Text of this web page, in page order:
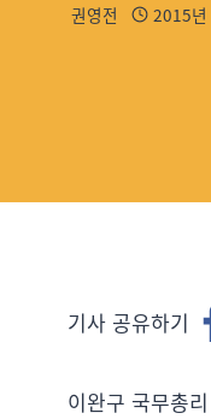
권영전 2015
기사 공유하기
이완구 국무총